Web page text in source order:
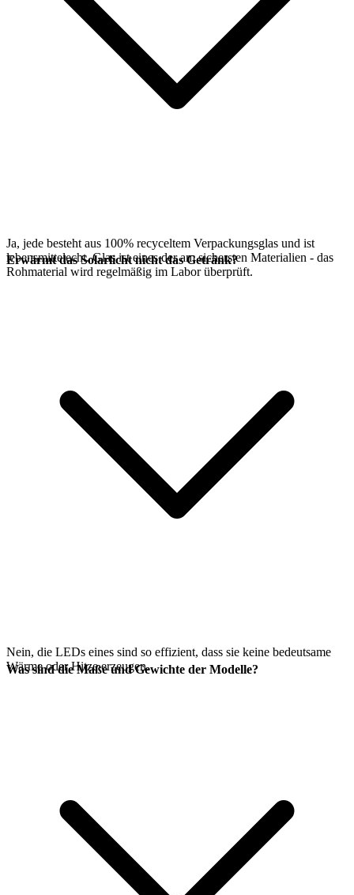
Ja, jede besteht aus 100% recyceltem Verpackungsglas und ist
lebensmittelecht. Glas ist eines der am sichersten Materialien - das
Rohmaterial wird regelmäßig im Labor überprüft.
Erwärmt das Solarlicht nicht das Getränk?
Nein, die LEDs eines sind so effizient, dass sie keine bedeutsame
Wärme oder Hitze erzeugen.
Was sind die Maße und Gewichte der Modelle?